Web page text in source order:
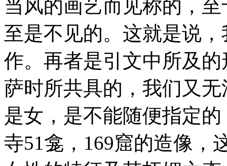
当风的画艺而见称的，
至是不见的。这就是说
作。再者是引文中所及
萨时所共具的，我们又
是女，是不能随便指定
寺51龛，169窟的造像，